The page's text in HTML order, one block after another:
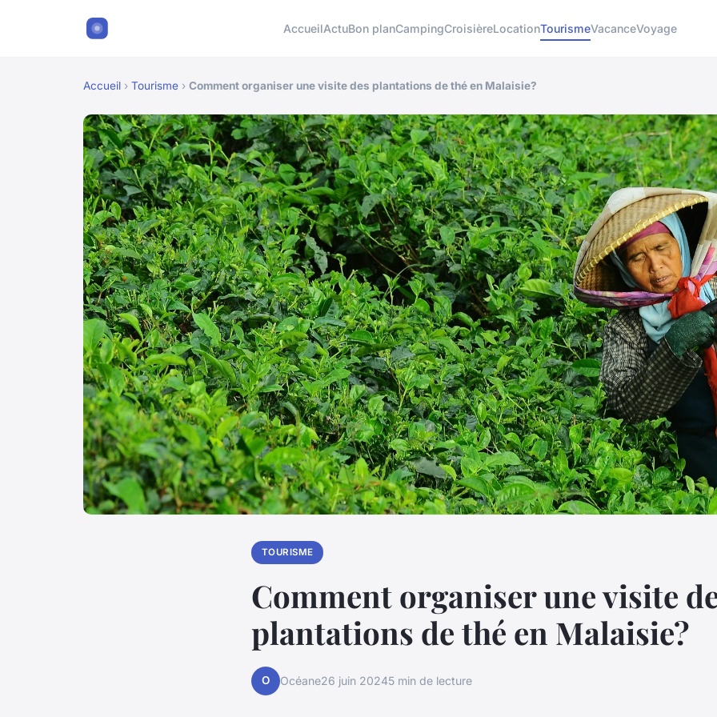
AccueilActuBon planCampingCroisièreLocationTourismeVacanceVoyage
Accueil › Tourisme › Comment organiser une visite des plantations de thé en Malaisie?
TOURISME
Comment organiser une visite
plantations de thé en Malaisie?
O Océane26 juin 20245 min de lecture